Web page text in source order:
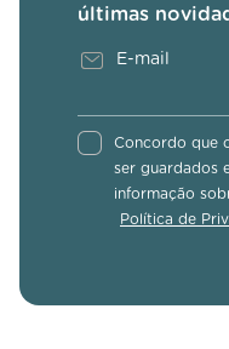
últimas
Concordo que
ser guardados
informação
Política de